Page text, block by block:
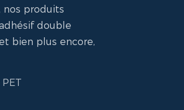
nos produits
double
bien plus encore,